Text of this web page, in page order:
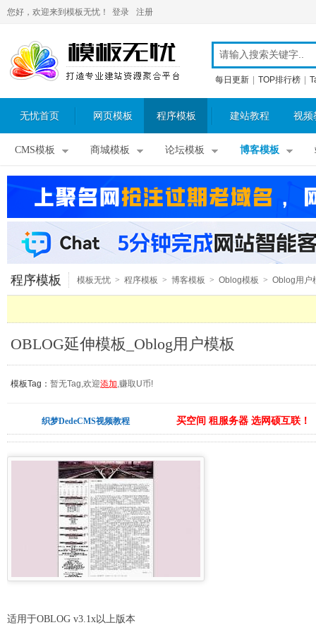
您好，欢迎来到模板无忧！ 登录 注册
每日更新 TOP排行榜
无忧首页 网页模板 程序模板 建站教程 视频
CMS模板 商城模板 论坛模板 博客模板
程序模板 模板无忧 > 程序模板 > 博客模板 > Oblog模板 > Oblog用户
板 >
OBLOG延伸模板_Oblog用户模板
模板Tag： 暂无Tag,欢迎添加,赚取U币!
织梦DedeCMS视频教程 买空间 租服务器 选网硕互联！
适用于OBLOG v3.1x以上版本